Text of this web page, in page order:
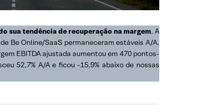
sua tendência de recuperação na margem. A
Be Online/SaaS permaneceram estáveis A/A.
EBITDA ajustada aumentou em 470 pontos-
52,7% A/A e ficou -15,9% abaixo de nossas